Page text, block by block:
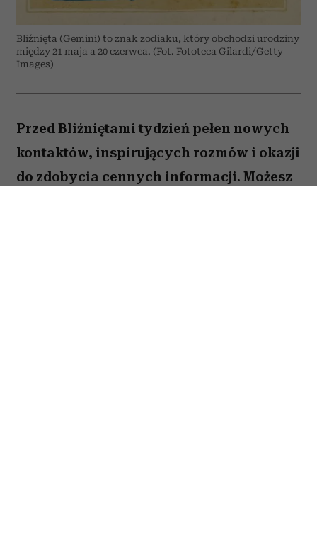
Bliźnięta (Gemini) to znak zodiaku, który obchodzi urodziny
między 21 maja a 20 czerwca. (Fot. Fototeca Gilardi/Getty
Images)
Przed Bliźniętami tydzień pełen nowych
kontaktów, inspirujących rozmów i okazji
do zdobycia cennych informacji. Możesz